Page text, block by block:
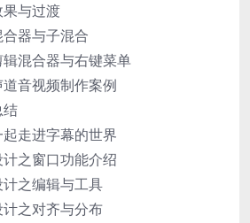
与过渡
器与子混合
混合器与右键菜单
音视频制作案例
结
走进字幕的世界
之窗口功能介绍
之编辑与工具
之对齐与分布